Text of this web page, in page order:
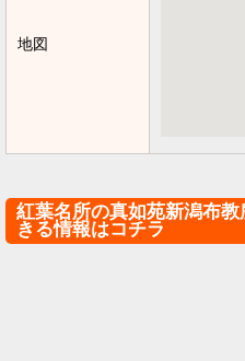
地図
紅葉名所の真如苑新潟布
きる情報はコチラ